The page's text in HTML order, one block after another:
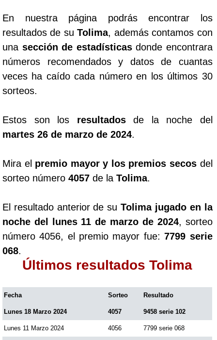
En nuestra página podrás encontrar los
resultados de suTolima, además contamos con
una sección de estadísticasdonde encontrara
números recomendados y datos de cuantas
veces ha caído cada número en los últimos 30
sorteos.
Estos son los resultadosde la noche del
martes 26 de marzo de 2024.
Mira el premio mayor y los premios secosdel
sorteo número 4057 de la Tolima.
El resultado anterior de suTolima jugado en la
noche del lunes 11 de marzo de 2024, sorteo
número 4056, el premio mayor fue:7799 serie
068.
Últimos resultados Tolima
Fecha Sorteo Resultado
Lunes 18 Marzo 2024 4057 9458 serie 102
Lunes 11 Marzo 2024 4056 7799 serie 068